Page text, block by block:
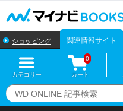
ショッピング 関連情報サイト
カテゴリー カート
0